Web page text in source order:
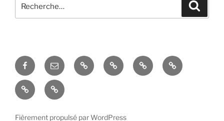
pour
FacebookCourriel
–
Email
Accés
admin
Hobby La
taille
Espace
domotique
Le
mas
La
réception
Fièrement propulsé par WordPress